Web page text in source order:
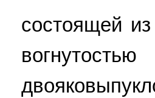
состоящей